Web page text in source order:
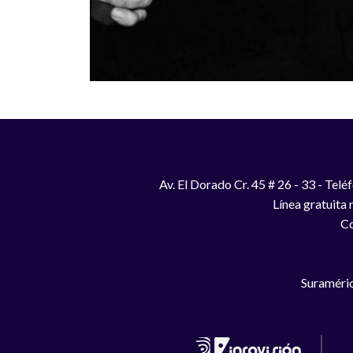
Av. El Dorado Cr. 45 # 26 - 33 -
Línea gratuita